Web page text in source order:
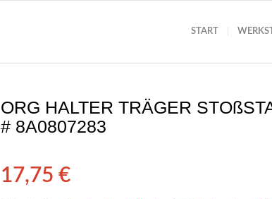
START
ORG HALTER TRÄGER
# 8A0807283
17,75 €